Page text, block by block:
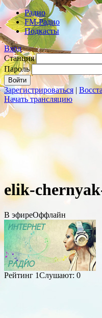
Радио
FM-Радио
Подкасты
Вход
Станция
Пароль
Зарегистрироваться |
Начать трансляцию
elik-
В эфиреОффлайн
Рейтинг 1Слушают: 0